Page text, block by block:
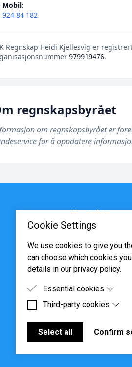
Mobil:
924 84 182
Regnskap Heidi Kjellesvig er
979919476.
regnskapsbyrået
om regnskapsbyrået er
for å oppdatere
Cookie Settings
We use cookies to give you
can choose which cookies
details in our privacy policy.
Essential cookies
Essential cookies are
Third-party cookies
Third-party cookies are
features such as Google
Select all Confirm
Kontakt
post@systima.no
www.systima.no